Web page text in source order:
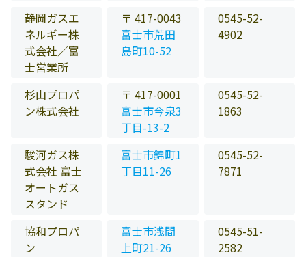
静岡ガスエ
ネルギー株
式会社／富
士営業所
〒 417-0043
富士市荒田
島町10-52
0545-52-
4902
杉山プロパ
ン株式会社
〒 417-0001
富士市今泉3
丁目-13-2
0545-52-
1863
駿河ガス株
式会社 富士
オートガス
スタンド
富士市錦町1
丁目11-26
0545-52-
7871
協和プロパ
ン
富士市浅間
上町21-26
0545-51-
2582